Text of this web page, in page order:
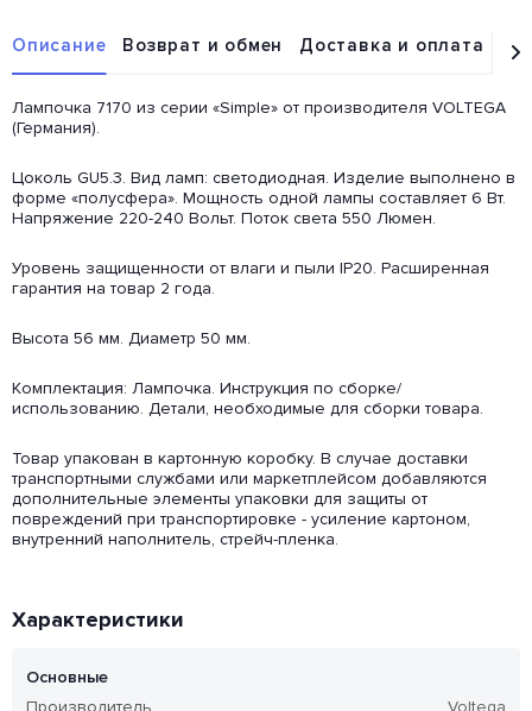
Описание Возврат и обмен Доставка и оплата
Лампочка 7170 из серии «Simple» от производителя VOLTEGA
(Германия).
Цоколь GU5.3. Вид ламп: светодиодная. Изделие выполнено в
форме «полусфера». Мощность одной лампы составляет 6 Вт.
Напряжение 220-240 Вольт. Поток света 550 Люмен.
Уровень защищенности от влаги и пыли IP20. Расширенная
гарантия на товар 2 года.
Высота 56 мм. Диаметр 50 мм.
Комплектация: Лампочка. Инструкция по сборке/
использованию. Детали, необходимые для сборки товара.
Товар упакован в картонную коробку. В случае доставки
транспортными службами или маркетплейсом добавляются
дополнительные элементы упаковки для защиты от
повреждений при транспортировке - усиление картоном,
внутренний наполнитель, стрейч-пленка.
Характеристики
Основные
Производитель
Voltega